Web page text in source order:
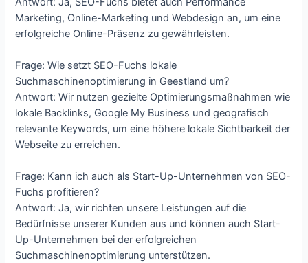
Marketing, Online-Marketing und Webdesign an, um eine
erfolgreiche Online-Präsenz zu gewährleisten.
Frage: Wie setzt SEO-Fuchs lokale
Suchmaschinenoptimierung in Geestland um?
Antwort: Wir nutzen gezielte Optimierungsmaßnahmen wie
lokale Backlinks, Google My Business und geografisch
relevante Keywords, um eine höhere lokale Sichtbarkeit der
Webseite zu erreichen.
Frage: Kann ich auch als Start-Up-Unternehmen von SEO-
Fuchs profitieren?
Antwort: Ja, wir richten unsere Leistungen auf die
Bedürfnisse unserer Kunden aus und können auch Start-
Up-Unternehmen bei der erfolgreichen
Suchmaschinenoptimierung unterstützen.